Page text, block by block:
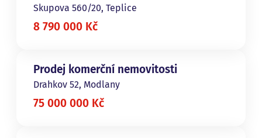
Skupova 560/20, Teplice
8 790 000 Kč
Prodej komerční nemovitosti
Drahkov 52, Modlany
75 000 000 Kč